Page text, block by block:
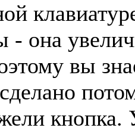
- она
вы
кнопка.